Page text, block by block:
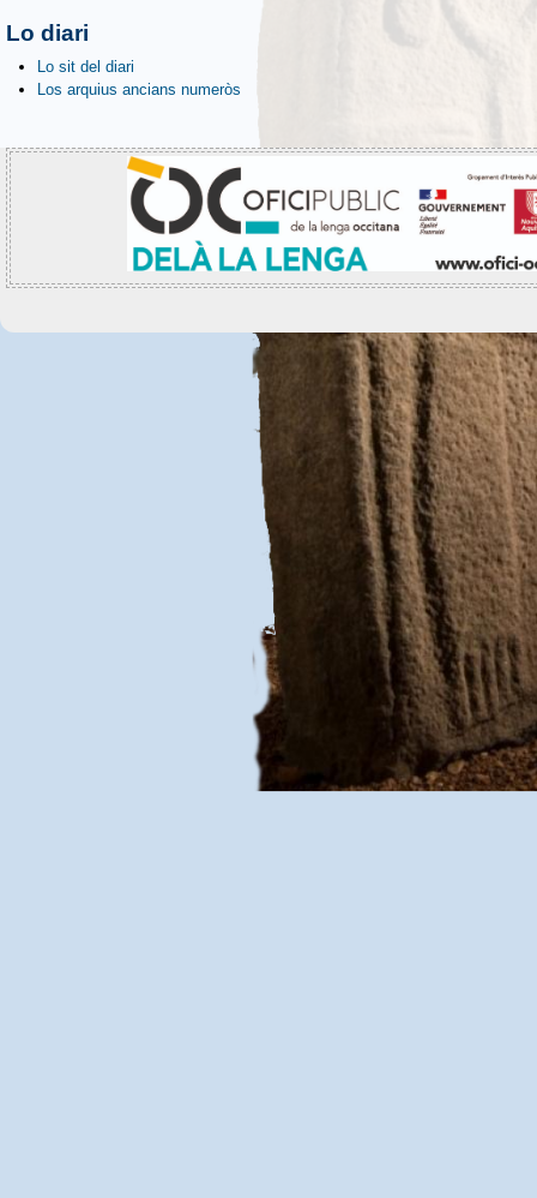
Lo diari
Lo sit del diari
Los arquius ancians numeròs